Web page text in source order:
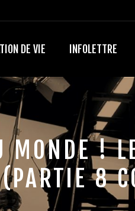
DE VIE INFOLETTRE
!
(PARTIE 8